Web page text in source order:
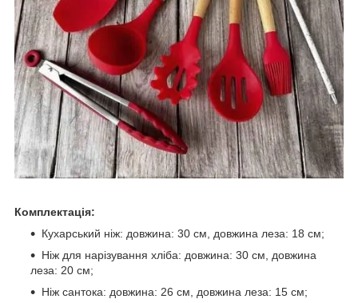
Комплектація:
Кухарський ніж: довжина: 30 см, довжина леза: 18 см;
Ніж для нарізування хліба: довжина: 30 см, довжина
леза: 20 см;
Ніж сантока: довжина: 26 см, довжина леза: 15 см;